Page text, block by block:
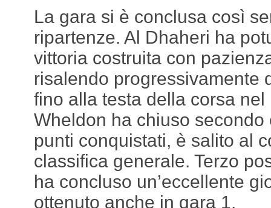
La gara si è conclusa così
ripartenze. Al Dhaheri ha
vittoria costruita con
risalendo progressivamente
fino alla testa della corsa
Wheldon ha chiuso secondo
punti conquistati, è salito al
classifica generale. Terzo
ha concluso un’eccellente
ottenuto anche in gara 1.